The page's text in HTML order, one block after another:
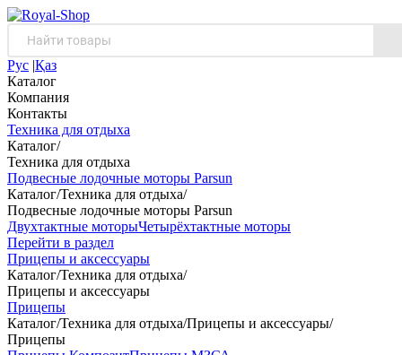
Рус |Қаз
Каталог
Компания
Контакты
Техника для отдыха
Каталог/
Техника для отдыха
Подвесные лодочные моторы Parsun
Каталог/Техника для отдыха/
Подвесные лодочные моторы Parsun
Двухтактные моторыЧетырёхтактные моторы
Перейти в раздел
Прицепы и аксессуары
Каталог/Техника для отдыха/
Прицепы и аксессуары
Прицепы
Каталог/Техника для отдыха/Прицепы и аксессуары/
Прицепы